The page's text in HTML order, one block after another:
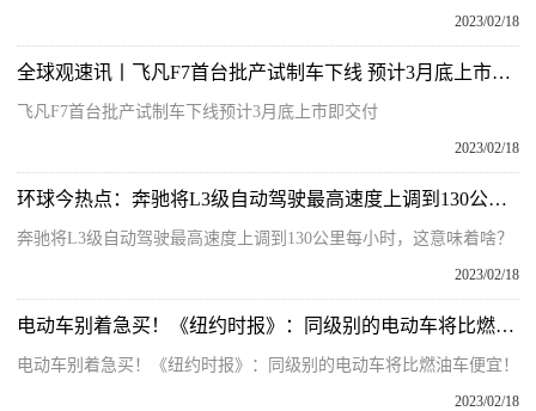
2023/02/18
全球观速讯丨飞凡F7首台批产试制车下线 预计3月底上市即交付
飞凡F7首台批产试制车下线预计3月底上市即交付
2023/02/18
环球今热点：奔驰将L3级自动驾驶最高速度上调到130公里每小时，这意味着啥？
奔驰将L3级自动驾驶最高速度上调到130公里每小时，这意味着啥？
2023/02/18
电动车别着急买！《纽约时报》：同级别的电动车将比燃油车便宜！
电动车别着急买！《纽约时报》：同级别的电动车将比燃油车便宜！
2023/02/18